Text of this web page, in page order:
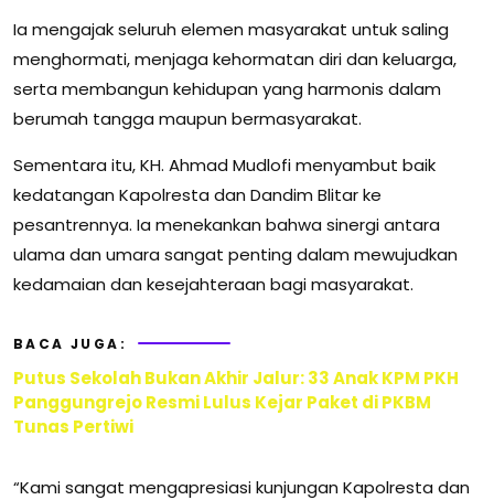
Ia mengajak seluruh elemen masyarakat untuk saling
menghormati, menjaga kehormatan diri dan keluarga,
serta membangun kehidupan yang harmonis dalam
berumah tangga maupun bermasyarakat.
Sementara itu, KH. Ahmad Mudlofi menyambut baik
kedatangan Kapolresta dan Dandim Blitar ke
pesantrennya. Ia menekankan bahwa sinergi antara
ulama dan umara sangat penting dalam mewujudkan
kedamaian dan kesejahteraan bagi masyarakat.
BACA JUGA:
Putus Sekolah Bukan Akhir Jalur: 33 Anak KPM PKH
Panggungrejo Resmi Lulus Kejar Paket di PKBM
Tunas Pertiwi
“Kami sangat mengapresiasi kunjungan Kapolresta dan